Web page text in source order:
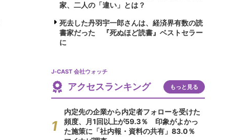
家、二人の「違い」とは？
死去した丹羽宇一郎さんは、経済界有数の読
書家だった 『死ぬほど読書』ベストセラー
に
J-CAST 会社ウォッチ
アクセスランキング もっと見る
内定先の企業から内定者フォローを受けた
頻度、月1回以上が59.3％ 印象がよかっ
た施策に「社内報・資料の共有」83.0％